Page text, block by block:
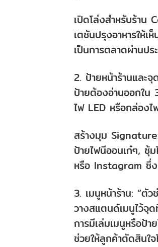
เปิดโล่งสำหรับร้าน
เตชันปรุงอาหารให้
เป็นการตลาดผ่านป
2. ป้ายหน้าร้านและจุ
ป้ายต้องอ่านออกใน
ไฟ LED หรือกล่องไ
สร้างมุม
ป้ายไฟนีออนเก๋ๆ, ซุ้
หรือ Instagram ซึ่ง
3. เมนูหน้าร้าน: “ตั
วางสแตนด์เมนูไว้จุด
การมีเล่มเมนูหรือป้
ช่วยให้ลูกค้าตัดสินใ